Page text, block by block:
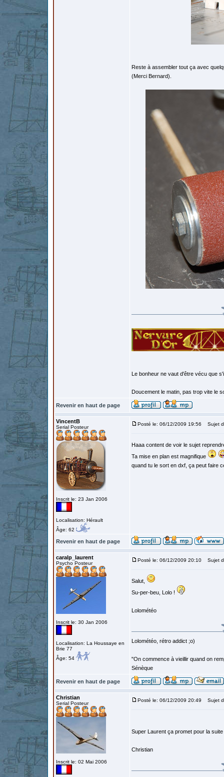
Reste à assembler tout ça avec
(Merci Bernard).
Le bonheur ne vaut d'être vécu que
Doucement le matin, pas trop vite le
Revenir en haut de page
VincentB
Serial Posteur
Inscrit le: 23 Jan 2006
Localisation: Hérault
Âge: 62
Posté le: 06/12/2009 19:56 Sujet
Haaa content de voir le sujet
Ta mise en plan est magnifique
quand tu le sort en dxf, ça peut faire
Revenir en haut de page
caralp_laurent
Psycho Posteur
Inscrit le: 30 Jan 2006
Localisation: La Houssaye en
Brie 77
Âge: 54
Posté le: 06/12/2009 20:10 Sujet
Salut,
Su-per-beu, Lolo !
Lolométéo
Lolométéo, rétro addict ;o)
"On commence à vieillir quand on
Sénèque
Revenir en haut de page
Christian
Serial Posteur
Inscrit le: 02 Mai 2006
Posté le: 06/12/2009 20:49 Sujet
Super Laurent ça promet pour la suite
Christian